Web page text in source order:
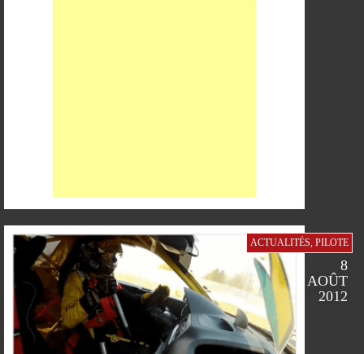
PARTAGERPARTAGERPARTAGERPARTAGER
ACTUALITÉS, PILOTE
8
AOÛT
2012